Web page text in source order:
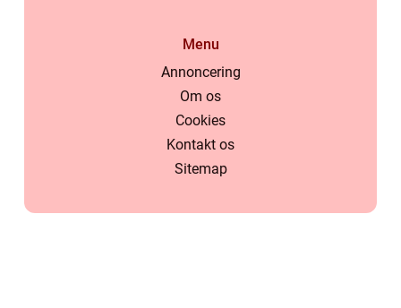
Menu
Annoncering
Om os
Cookies
Kontakt os
Sitemap